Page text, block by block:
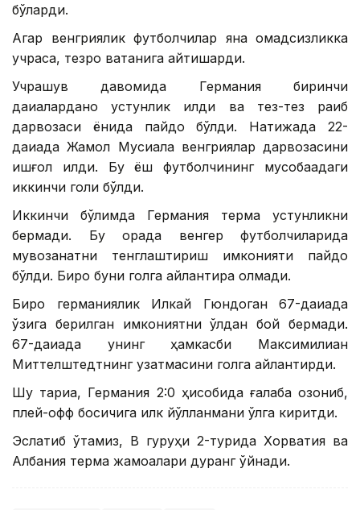
бўларди.
Агар венгриялик футболчилар яна омадсизликка
учраса, тезроқ ватанига қайтишарди.
Учрашув давомида Германия биринчи
дақиқаларданоқ устунлик қилди ва тез-тез рақиб
дарвозаси ёнида пайдо бўлди. Натижада 22-
дақиқада Жамол Мусиала венгриялар дарвозасини
ишғол қилди. Бу ёш футболчининг мусобақадаги
иккинчи голи бўлди.
Иккинчи бўлимда Германия терма устунликни
бермади. Бу орада венгер футболчиларида
мувозанатни тенглаштириш имконияти пайдо
бўлди. Бироқ буни голга айлантира олмади.
Бироқ германиялик Илкай Гюндоган 67-дақиқада
ўзига берилган имкониятни қўлдан бой бермади.
67-дақиқада унинг ҳамкасби Максимилиан
Миттелштедтнинг узатмасини голга айлантирди.
Шу тариқа, Германия 2:0 ҳисобида ғалаба қозониб,
плей-офф босқичига илк йўлланмани қўлга киритди.
Эслатиб ўтамиз, В гуруҳи 2-турида Хорватия ва
Албания терма жамоалари дуранг ўйнади.